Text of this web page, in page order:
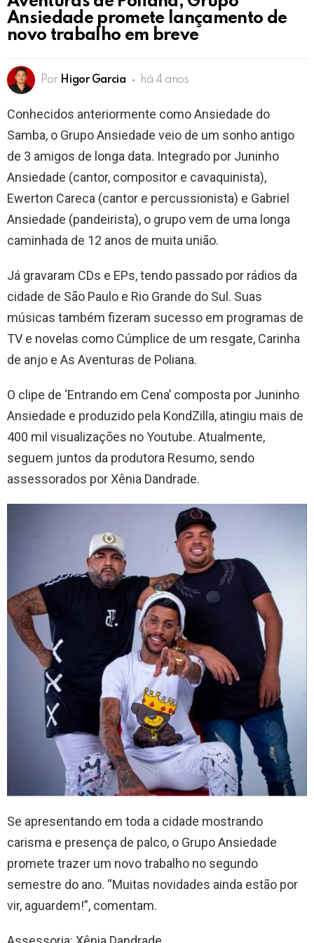
Ansiedade promete lançamento de
novo trabalho em breve
Por Higor Garcia há 4 anos
Conhecidos anteriormente como Ansiedade do
Samba, o Grupo Ansiedade veio de um sonho antigo
de 3 amigos de longa data. Integrado por Juninho
Ansiedade (cantor, compositor e cavaquinista),
Ewerton Careca (cantor e percussionista) e Gabriel
Ansiedade (pandeirista), o grupo vem de uma longa
caminhada de 12 anos de muita união.
Já gravaram CDs e EPs, tendo passado por rádios da
cidade de São Paulo e Rio Grande do Sul. Suas
músicas também fizeram sucesso em programas de
TV e novelas como Cúmplice de um resgate, Carinha
de anjo e As Aventuras de Poliana.
O clipe de ‘Entrando em Cena’ composta por Juninho
Ansiedade e produzido pela KondZilla, atingiu mais de
400 mil visualizações no Youtube. Atualmente,
seguem juntos da produtora Resumo, sendo
assessorados por Xênia Dandrade.
Se apresentando em toda a cidade mostrando
carisma e presença de palco, o Grupo Ansiedade
promete trazer um novo trabalho no segundo
semestre do ano. “Muitas novidades ainda estão por
vir, aguardem!”, comentam.